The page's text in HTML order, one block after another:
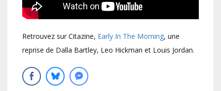
Retrouvez sur Citazine, Early In The Morning, une
reprise de Dalla Bartley, Leo Hickman et Louis Jordan.